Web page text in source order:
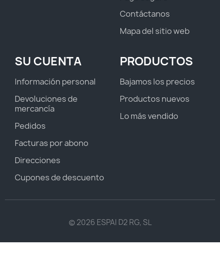
Contáctanos
Mapa del sitio web
SU CUENTA
Información personal
Devoluciones de
mercancía
Pedidos
Facturas por abono
Direcciones
Cupones de descuento
PRODUCTOS
Bajamos los precios
Productos nuevos
Lo más vendido
© 2026 ESPAI D2 RG, SL